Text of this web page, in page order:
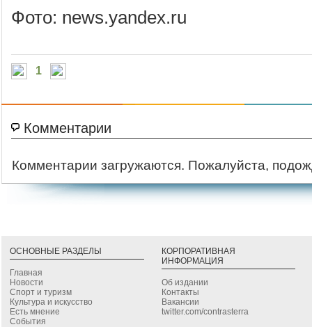
Фото: news.yandex.ru
1
Комментарии
Комментарии загружаются. Пожалуйста,
ОСНОВНЫЕ РАЗДЕЛЫ
Главная
Новости
Спорт и туризм
Культура и искусство
Есть мнение
События
КОРПОРАТИВНАЯ
ИНФОРМАЦИЯ
Об издании
Контакты
Вакансии
twitter.com/contrasterra